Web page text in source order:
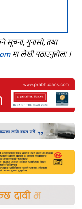
सूचना, गुनासो, तथा
मा लेखी पठाउनुहोला ।